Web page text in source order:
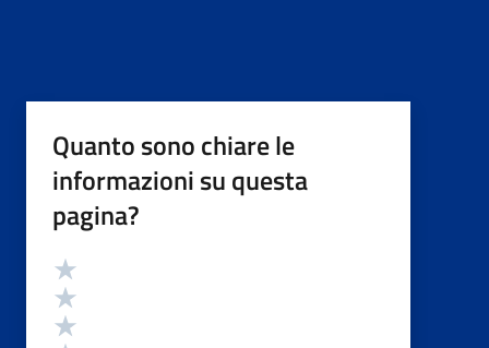
Quanto sono chiare le
informazioni su questa
pagina?
Valutazione